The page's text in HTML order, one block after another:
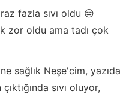
fazla sıvı oldu 😑
zor oldu ama tadı çok
sağlık Neşe'cim, yazıda
sıvı oluyor,